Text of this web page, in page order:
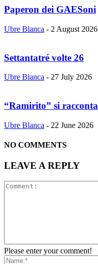
Paperon dei GAESoni
Ubre Blanca - 2 August 2026
Settantatré volte 26
Ubre Blanca - 27 July 2026
“Ramirito” si racconta
Ubre Blanca - 22 June 2026
NO COMMENTS
LEAVE A REPLY
Please enter your comment!